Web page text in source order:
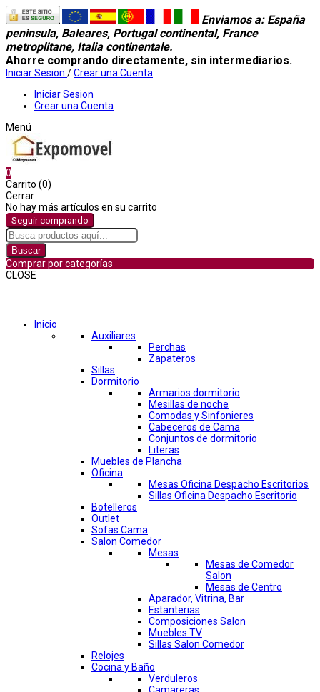
Enviamos a: España
peninsula, Baleares, Portugal continental, France
metroplitane, Italia continentale.
Ahorre comprando directamente, sin intermediarios.
Iniciar Sesion /Crear una Cuenta
Iniciar Sesion
Crear una Cuenta
Menú
0
Carrito (0)
Cerrar
No hay más artículos en su carrito
Seguir comprando
Buscar
Comprar por categorías
CLOSE
Inicio
Auxiliares
Perchas
Zapateros
Sillas
Dormitorio
Armarios dormitorio
Mesillas de noche
Comodas y Sinfonieres
Cabeceros de Cama
Conjuntos de dormitorio
Literas
Muebles de Plancha
Oficina
Mesas Oficina Despacho Escritorios
Sillas Oficina Despacho Escritorio
Botelleros
Outlet
Sofas Cama
Salon Comedor
Mesas
Mesas de Comedor
Salon
Mesas de Centro
Aparador, Vitrina, Bar
Estanterias
Composiciones Salon
Muebles TV
Sillas Salon Comedor
Relojes
Cocina y Baño
Verduleros